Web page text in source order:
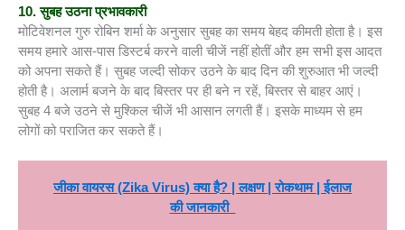
10. सुबह उठना प्रभावकारी
मोटिवेशनल गुरु रोबिन शर्मा के अनुसार सुबह का समय बेहद कीमती होता है। इस
समय हमारे आस-पास डिस्टर्ब करने वाली चीजें नहीं होतीं और हम सभी इस आदत
को अपना सकते हैं। सुबह जल्दी सोकर उठने के बाद दिन की शुरुआत भी जल्दी
होती है। अलार्म बजने के बाद बिस्तर पर ही बने न रहें, बिस्तर से बाहर आएं।
सुबह 4 बजे उठने से मुश्किल चीजें भी आसान लगती हैं। इसके माध्यम से हम
लोगों को पराजित कर सकते हैं।
जीका वायरस (Zika Virus) क्या है? | लक्षण | रोकथाम | ईलाज
की जानकारी